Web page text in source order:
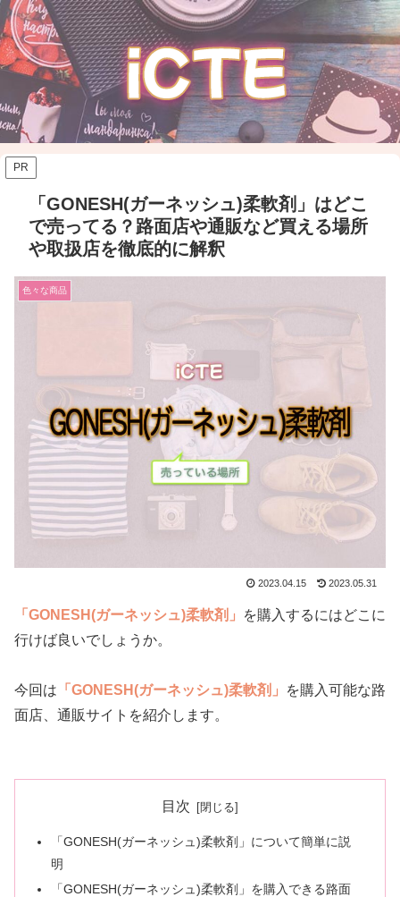
PR
「GONESH(ガーネッシュ)柔軟剤」はどこ
で売ってる？路面店や通販など買える場所
や取扱店を徹底的に解釈
色々な商品
2023.04.15 2023.05.31
「GONESH(ガーネッシュ)柔軟剤」
を購入するにはどこに
行けば良いでしょうか。
今回は 「GONESH(ガーネッシュ)柔軟剤」
を購入可能な路
面店、通販サイトを紹介します。
目次
「GONESH(ガーネッシュ)柔軟剤」について簡単に説
明
「GONESH(ガーネッシュ)柔軟剤」を購入できる路面